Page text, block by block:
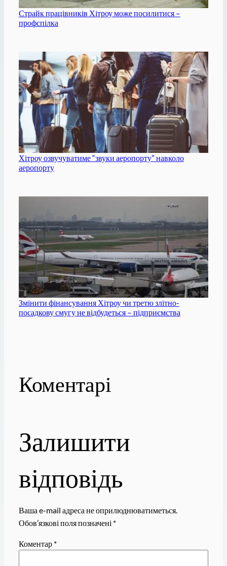
Страйк працівників Хітроу може посилитися –
профспілка
Хітроу озвучуватиме “звуки аеропорту” навколо
аеропорту
Змінити фінансування Хітроу чи третю злітно-
посадкову смугу не відбудеться – підприємства
Коментарі
Залишити
відповідь
Ваша e-mail адреса не оприлюднюватиметься.
Обов’язкові поля позначені *
Коментар *